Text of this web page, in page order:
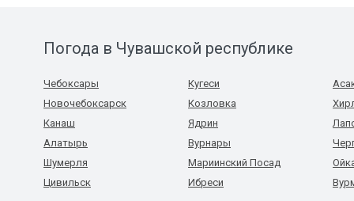
Погода в Чувашской республике
Чебоксары
Новочебоксарск
Канаш
Алатырь
Шумерля
Цивильск
Кугеси
Козловка
Ядрин
Вурнары
Мариинский Посад
Ибреси